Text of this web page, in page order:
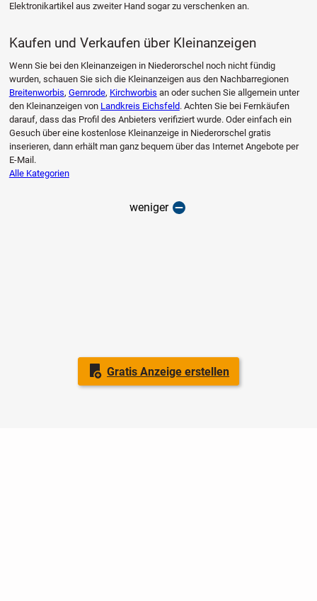
Gratis Anzeige erstellen
Elektronikartikel aus zweiter Hand sogar zu verschenken an.
Kaufen und Verkaufen über Kleinanzeigen
Wenn Sie bei den Kleinanzeigen in Niederorschel noch nicht fündig
wurden, schauen Sie sich die Kleinanzeigen aus den Nachbarregionen
Breitenworbis, Gernrode, Kirchworbis an oder suchen Sie allgemein unter
den Kleinanzeigen von Landkreis Eichsfeld. Achten Sie bei Fernkäufen
darauf, dass das Profil des Anbieters verifiziert wurde. Oder einfach ein
Gesuch über eine kostenlose Kleinanzeige in Niederorschel gratis
inserieren, dann erhält man ganz bequem über das Internet Angebote per
E-Mail.
Alle Kategorien
weniger